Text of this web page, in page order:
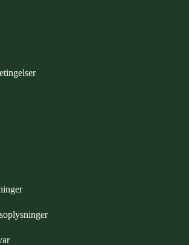
EQUINE INSEKTBESKYTTELSE